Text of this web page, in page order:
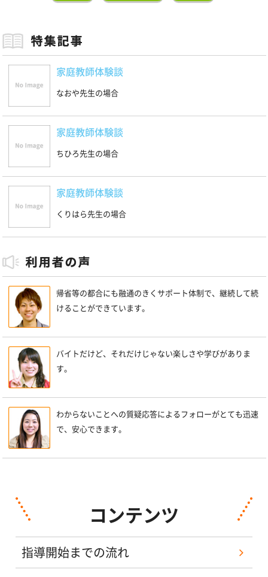
家庭教師体験談
なおや先生の場合
家庭教師体験談
ちひろ先生の場合
家庭教師体験談
くりはら先生の場合
帰省等の都合にも融通のきくサポート体制で、継続して続
けることができています。
バイトだけど、それだけじゃない楽しさや学びがありま
す。
わからないことへの質疑応答によるフォローがとても迅速
で、安心できます。
コンテンツ
指導開始までの流れ